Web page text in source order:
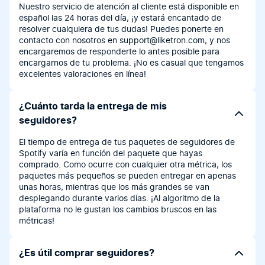
Nuestro servicio de atención al cliente está disponible en
español las 24 horas del día, ¡y estará encantado de
resolver cualquiera de tus dudas! Puedes ponerte en
contacto con nosotros en support@liketron.com, y nos
encargaremos de responderte lo antes posible para
encargarnos de tu problema. ¡No es casual que tengamos
excelentes valoraciones en línea!
¿Cuánto tarda la entrega de mis
seguidores?
El tiempo de entrega de tus paquetes de seguidores de
Spotify varía en función del paquete que hayas
comprado. Como ocurre con cualquier otra métrica, los
paquetes más pequeños se pueden entregar en apenas
unas horas, mientras que los más grandes se van
desplegando durante varios días. ¡Al algoritmo de la
plataforma no le gustan los cambios bruscos en las
métricas!
¿Es útil comprar seguidores?